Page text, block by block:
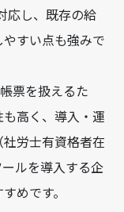
応し、既存の給
すい点も強みで
票を扱えるた
高く、導入・運
労士有資格者在
ルを導入する企
めです。